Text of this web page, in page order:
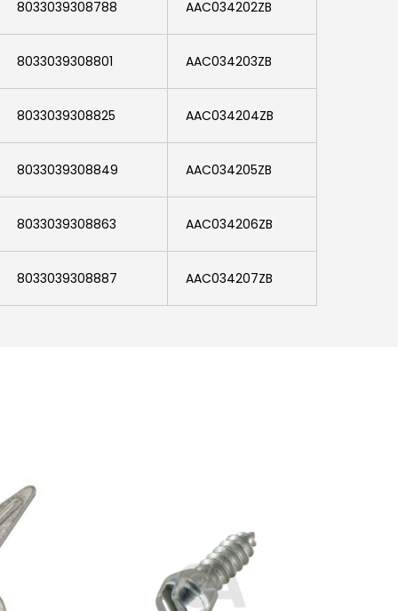
8033039308788 AAC034202ZB
8033039308801 AAC034203ZB
8033039308825 AAC034204ZB
8033039308849 AAC034205ZB
8033039308863 AAC034206ZB
8033039308887 AAC034207ZB